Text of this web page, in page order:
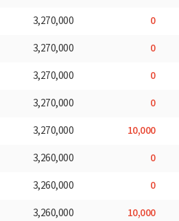
3,270,000 0
3,270,000 0
3,270,000 0
3,270,000 0
3,270,000 10,000
3,260,000 0
3,260,000 0
3,260,000 10,000